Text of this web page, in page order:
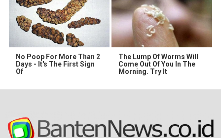
No Poop For More Than 2
Days - It's The First Sign
Of
The Lump Of Worms Will
Come Out Of You In The
Morning. Try It